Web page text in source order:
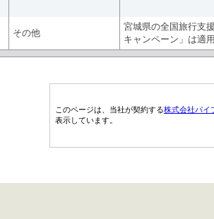
その他
宮城県の全国旅行支
キャンペーン」は適
このページは、当社が契約する株式会社パイ
表示しています。